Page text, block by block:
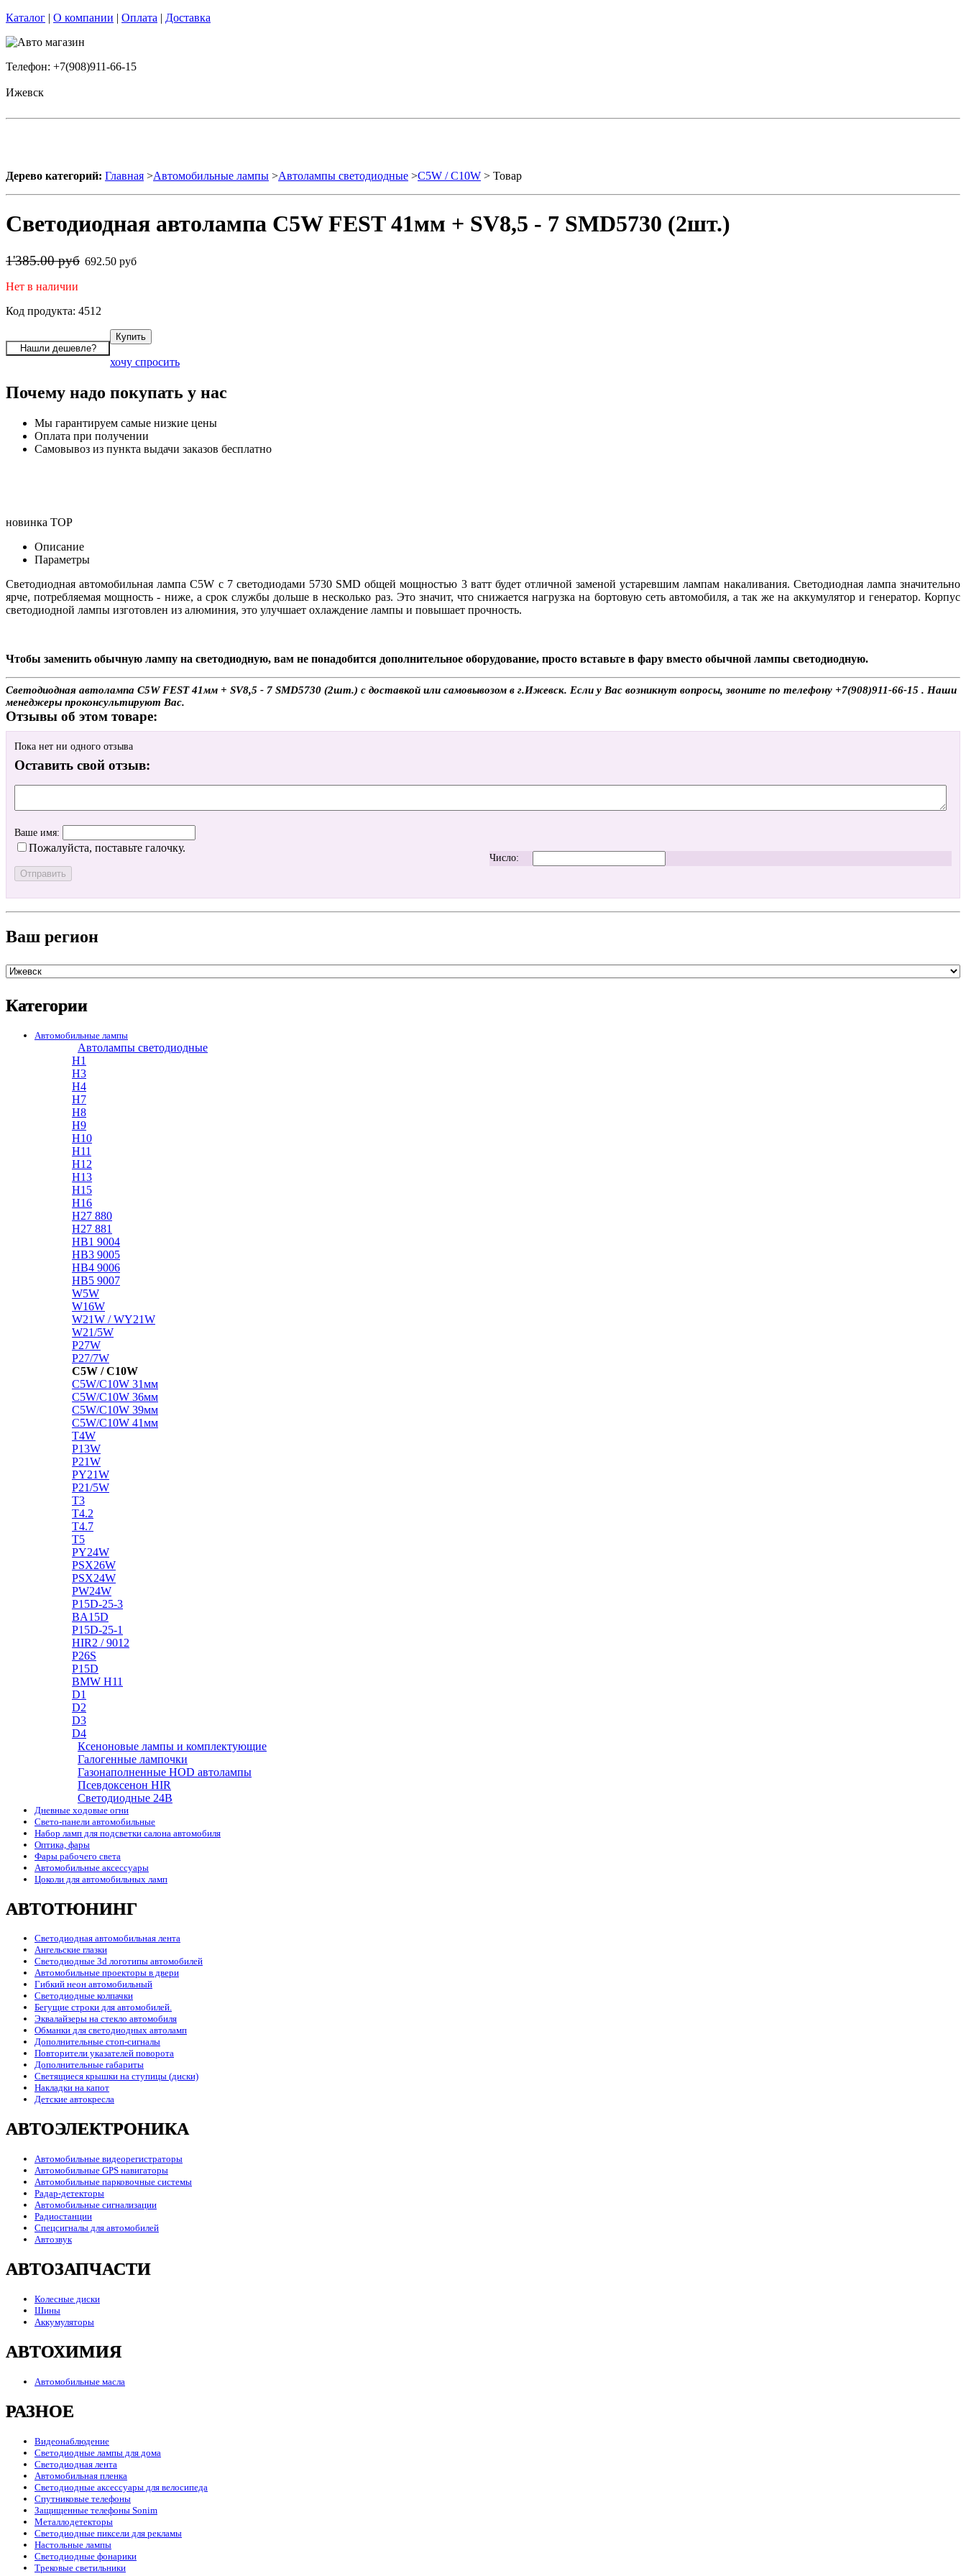
Каталог | О компании | Оплата | Доставка
Телефон: +7(908)911-66-15
Ижевск
Дерево категорий: Главная >Автомобильные лампы >Автолампы светодиодные >C5W / C10W > Товар
Светодиодная автолампа C5W FEST 41мм + SV8,5 - 7 SMD5730 (2шт.)
1'385.00 руб 692.50 руб
Нет в наличии
Код продукта: 4512
хочу спросить
Почему надо покупать у нас
Мы гарантируем самые низкие цены
Оплата при получении
Самовывоз из пункта выдачи заказов бесплатно
новинка TOP
Описание
Параметры
Светодиодная автомобильная лампа C5W с 7 светодиодами 5730 SMD общей мощностью 3 ватт будет отличной заменой устаревшим лампам накаливания. Светодиодная лампа значительно
ярче, потребляемая мощность - ниже, а срок службы дольше в несколько раз. Это значит, что снижается нагрузка на бортовую сеть автомобиля, а так же на аккумулятор и генератор. Корпус
светодиодной лампы изготовлен из алюминия, это улучшает охлаждение лампы и повышает прочность.
Чтобы заменить обычную лампу на светодиодную, вам не понадобится дополнительное оборудование, просто вставьте в фару вместо обычной лампы светодиодную.
Светодиодная автолампа C5W FEST 41мм + SV8,5 - 7 SMD5730 (2шт.) с доставкой или самовывозом в г.Ижевск. Если у Вас возникнут вопросы, звоните по телефону +7(908)911-66-15 . Наши
менеджеры проконсультируют Вас.
Отзывы об этом товаре:
Пока нет ни одного отзыва
Оставить свой отзыв:
Ваше имя:
Пожалуйста, поставьте галочку.
Число:
Ваш регион
Категории
Автомобильные лампы
Автолампы светодиодные
H1
H3
H4
H7
H8
H9
H10
H11
H12
H13
H15
H16
H27 880
H27 881
HB1 9004
HB3 9005
HB4 9006
HB5 9007
W5W
W16W
W21W / WY21W
W21/5W
P27W
P27/7W
C5W / C10W
C5W/C10W 31мм
C5W/C10W 36мм
C5W/C10W 39мм
C5W/C10W 41мм
T4W
P13W
P21W
PY21W
P21/5W
T3
T4.2
T4.7
T5
PY24W
PSX26W
PSX24W
PW24W
P15D-25-3
BA15D
P15D-25-1
HIR2 / 9012
P26S
P15D
BMW H11
D1
D2
D3
D4
Ксеноновые лампы и комплектующие
Галогенные лампочки
Газонаполненные HOD автолампы
Псевдоксенон HIR
Cветодиодные 24B
Дневные ходовые огни
Свето-панели автомобильные
Набор ламп для подсветки салона автомобиля
Оптика, фары
Фары рабочего света
Автомобильные аксессуары
Цоколи для автомобильных ламп
АВТОТЮНИНГ
Светодиодная автомобильная лента
Ангельские глазки
Светодиодные 3d логотипы автомобилей
Автомобильные проекторы в двери
Гибкий неон автомобильный
Светодиодные колпачки
Бегущие строки для автомобилей.
Эквалайзеры на стекло автомобиля
Обманки для светодиодных автоламп
Дополнительные стоп-сигналы
Повторители указателей поворота
Дополнительные габариты
Светящиеся крышки на ступицы (диски)
Накладки на капот
Детские автокресла
АВТОЭЛЕКТРОНИКА
Автомобильные видеорегистраторы
Автомобильные GPS навигаторы
Автомобильные парковочные системы
Радар-детекторы
Автомобильные сигнализации
Радиостанции
Спецсигналы для автомобилей
Автозвук
АВТОЗАПЧАСТИ
Колесные диски
Шины
Аккумуляторы
АВТОХИМИЯ
Автомобильные масла
РАЗНОЕ
Видеонаблюдение
Светодиодные лампы для дома
Светодиодная лента
Автомобильная пленка
Светодиодные аксессуары для велосипеда
Спутниковые телефоны
Защищенные телефоны Sonim
Металлодетекторы
Светодиодные пиксели для рекламы
Настольные лампы
Светодиодные фонарики
Трековые светильники